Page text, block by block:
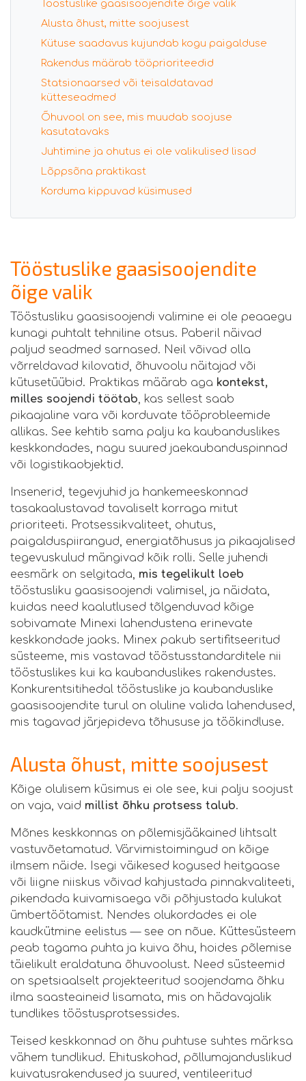
Tööstuslike gaasisoojendite õige valik
Alusta õhust, mitte soojusest
Kütuse saadavus kujundab kogu paigalduse
Rakendus määrab tööprioriteedid
Statsionaarsed või teisaldatavad
kütteseadmed
Õhuvool on see, mis muudab soojuse
kasutatavaks
Juhtimine ja ohutus ei ole valikulised lisad
Lõppsõna praktikast
Korduma kippuvad küsimused
Tööstuslike gaasisoojendite
õige valik
Tööstusliku gaasisoojendi valimine ei ole peaaegu
kunagi puhtalt tehniline otsus. Paberil näivad
paljud seadmed sarnased. Neil võivad olla
võrreldavad kilovatid, õhuvoolu näitajad või
kütusetüübid. Praktikas määrab aga kontekst,
milles soojendi töötab, kas sellest saab
pikaajaline vara või korduvate tööprobleemide
allikas. See kehtib sama palju ka kaubanduslikes
keskkondades, nagu suured jaekaubanduspinnad
või logistikaobjektid.
Insenerid, tegevjuhid ja hankemeeskonnad
tasakaalustavad tavaliselt korraga mitut
prioriteeti. Protsessikvaliteet, ohutus,
paigalduspiirangud, energiatõhusus ja pikaajalised
tegevuskulud mängivad kõik rolli. Selle juhendi
eesmärk on selgitada, mis tegelikult loeb
tööstusliku gaasisoojendi valimisel, ja näidata,
kuidas need kaalutlused tõlgenduvad kõige
sobivamate Minexi lahendustena erinevate
keskkondade jaoks. Minex pakub sertifitseeritud
süsteeme, mis vastavad tööstusstandarditele nii
tööstuslikes kui ka kaubanduslikes rakendustes.
Konkurentsitihedal tööstuslike ja kaubanduslike
gaasisoojendite turul on oluline valida lahendused,
mis tagavad järjepideva tõhususe ja töökindluse.
Alusta õhust, mitte soojusest
Kõige olulisem küsimus ei ole see, kui palju soojust
on vaja, vaid millist õhku protsess talub.
Mõnes keskkonnas on põlemisjääkained lihtsalt
vastuvõetamatud. Värvimistoimingud on kõige
ilmsem näide. Isegi väikesed kogused heitgaase
või liigne niiskus võivad kahjustada pinnakvaliteeti,
pikendada kuivamisaega või põhjustada kulukat
ümbertöötamist. Nendes olukordades ei ole
kaudkütmine eelistus — see on nõue. Küttesüsteem
peab tagama puhta ja kuiva õhu, hoides põlemise
täielikult eraldatuna õhuvoolust. Need süsteemid
on spetsiaalselt projekteeritud soojendama õhku
ilma saasteaineid lisamata, mis on hädavajalik
tundlikes tööstusprotsessides.
Teised keskkonnad on õhu puhtuse suhtes märksa
vähem tundlikud. Ehituskohad, põllumajanduslikud
kuivatusrakendused ja suured, ventileeritud